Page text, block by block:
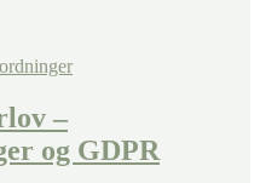
–
og GDPR